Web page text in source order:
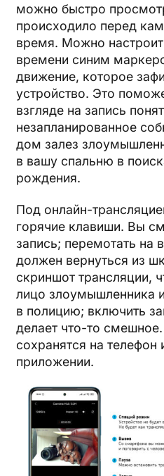
можно быстро
происходило перед
время. Можно
времени синим
движение, которое
устройство. Это
взгляде на запись
незапланированное
дом залез
в вашу спальню в
рождения.
Под онлайн-
горячие клавиши. Вы
запись; перемотать на
должен вернуться из
скриншот трансляции,
лицо злоумышленника
в полицию; включить
делает что-то
сохранятся на
приложении.